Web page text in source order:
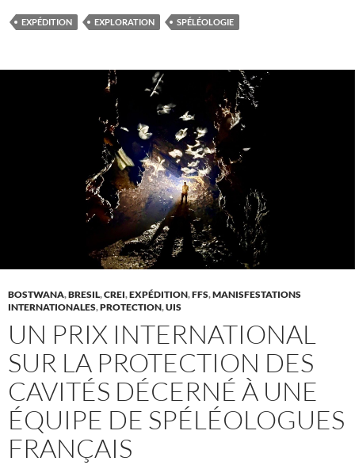
EXPÉDITION EXPLORATION SPÉLÉOLOGIE
BOSTWANA,BRESIL,CREI,EXPÉDITION,FFS,MANISFESTATIONS
INTERNATIONALES,PROTECTION,UIS
UN PRIX INTERNATIONAL
SUR LA PROTECTION DES
CAVITÉS DÉCERNÉ À UNE
ÉQUIPE DE SPÉLÉOLOGUES
FRANÇAIS